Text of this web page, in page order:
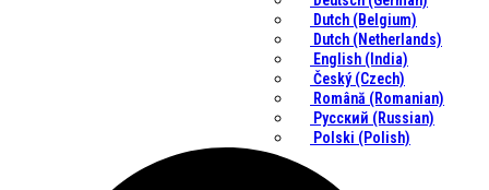
Dutch (Belgium)
Dutch (Netherlands)
English (India)
Český (Czech)
Română (Romanian)
Русский (Russian)
Polski (Polish)